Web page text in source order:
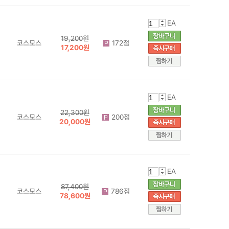
코스모스
19,200원
17,200원
172점
EA
코스모스
22,300원
20,000원
200점
EA
코스모스
87,400원
78,600원
786점
EA